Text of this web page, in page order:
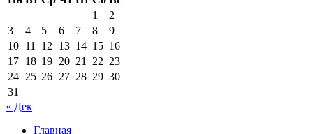
1
2
3
4 5 6 7 8
9
10 11 12 13 14 15 16
17 18 19 20 21 22 23
24 25 26 27 28 29 30
31
« Дек
Главная